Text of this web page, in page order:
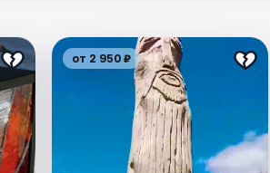
от 2 950 ₽